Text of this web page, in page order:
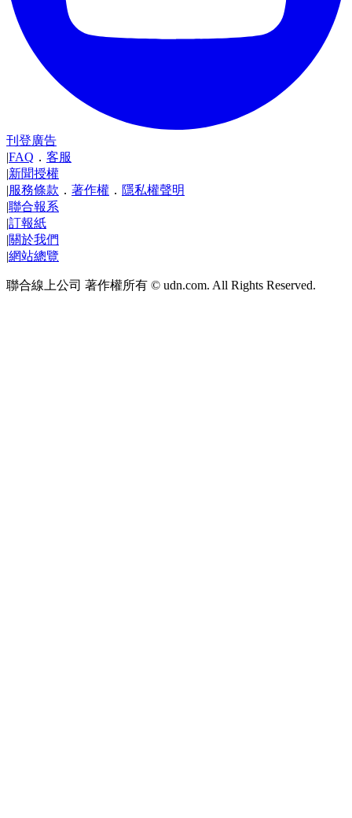
刊登廣告
|FAQ ． 客服
|新聞授權
|服務條款 ． 著作權 ． 隱私權聲明
|聯合報系
|訂報紙
|關於我們
|網站總覽
聯合線上公司 著作權所有 © udn.com. All Rights Reserved.